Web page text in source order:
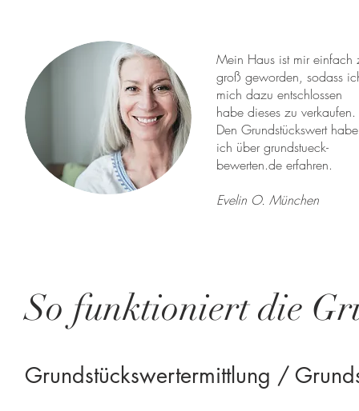
Mein Haus ist mir einfach
groß geworden, sodass
mich dazu entschlossen
habe dieses zu verkaufen.
Den Grundstückswert habe
ich über grundstueck-
bewerten.de erfahren.
Evelin O. München
So funktioniert die
Grundstückswertermittlung /